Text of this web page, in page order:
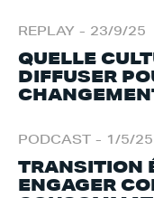
REPLAY - 23/9/25
QUELLE
DIFFUSER
PODCAST - 1/5/25
TRANSITION
ENGAGER